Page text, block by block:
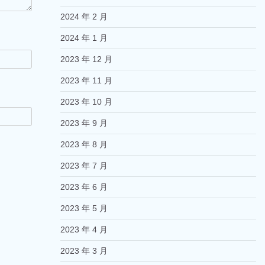
2024 年 2 月
2024 年 1 月
2023 年 12 月
2023 年 11 月
2023 年 10 月
2023 年 9 月
2023 年 8 月
2023 年 7 月
2023 年 6 月
2023 年 5 月
2023 年 4 月
2023 年 3 月